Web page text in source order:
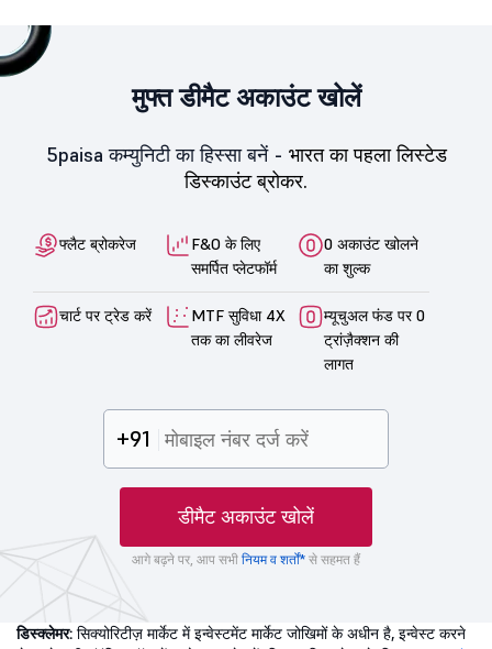
मुफ्त डीमैट अकाउंट खोलें
5paisa कम्युनिटी का हिस्सा बनें - भारत का पहला लिस्टेड
डिस्काउंट ब्रोकर.
फ्लैट ब्रोकरेज
F&O के लिए
समर्पित प्लेटफॉर्म
0 अकाउंट खोलने
का शुल्क
चार्ट पर ट्रेड करें
MTF सुविधा 4X
तक का लीवरेज
म्यूचुअल फंड पर 0
ट्रांज़ैक्शन की
लागत
+91
डीमैट अकाउंट खोलें
आगे बढ़ने पर, आप सभी नियम व शर्तों* से सहमत हैं
डिस्क्लेमर: सिक्योरिटीज़ मार्केट में इन्वेस्टमेंट मार्केट जोखिमों के अधीन है, इन्वेस्ट करने